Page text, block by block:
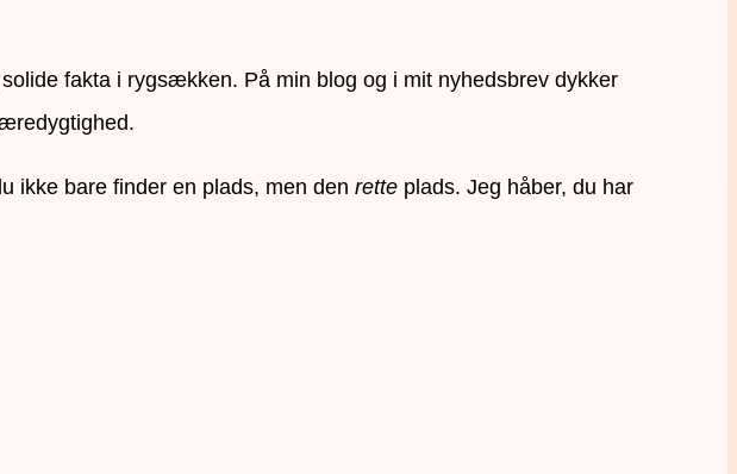
fakta i rygsækken. På min blog og i mit nyhedsbrev dykker
ikke bare finder en plads, men den rette plads. Jeg håber, du har